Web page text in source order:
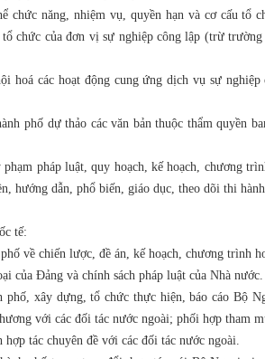
chức năng, nhiệm vụ, quyền hạn và cơ cấu tổ
chức của đơn vị sự nghiệp công lập (trừ
hoá các hoạt động cung ứng dịch vụ sự
phố dự thảo các văn bản thuộc thẩm quyền
pháp luật, quy hoạch, kế hoạch, chương
hướng dẫn, phổ biến, giáo dục, theo dõi thi
tế:
về chiến lược, đề án, kế hoạch, chương trình
của Đảng và chính sách pháp luật của Nhà nước.
phố, xây dựng, tổ chức thực hiện, báo cáo Bộ
với các đối tác nước ngoài; phối hợp tham
tác chuyên đề với các đối tác nước ngoài.